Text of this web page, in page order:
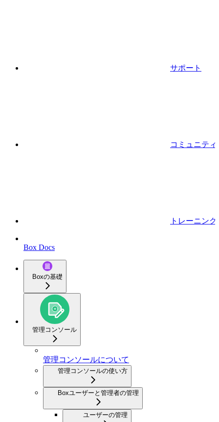
サポート
コミュニティ
トレーニング
Box Docs
Boxの基礎
管理コンソール
管理コンソールについて
管理コンソールの使い方
Boxユーザーと管理者の管理
ユーザーの管理